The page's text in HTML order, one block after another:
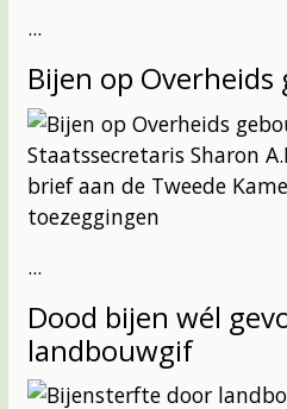
...
Bijen op Overheids
Staatssecretaris Sharon
brief aan de Tweede
toezeggingen
...
Dood bijen wél
landbouwgif